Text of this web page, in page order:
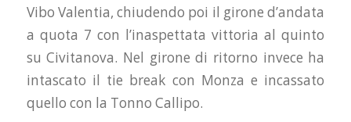
Vibo Valentia, chiudendo poi il girone d’andata
a quota 7 con l’inaspettata vittoria al quinto
su Civitanova. Nel girone di ritorno invece ha
intascato il tie break con Monza e incassato
quello con la Tonno Callipo.